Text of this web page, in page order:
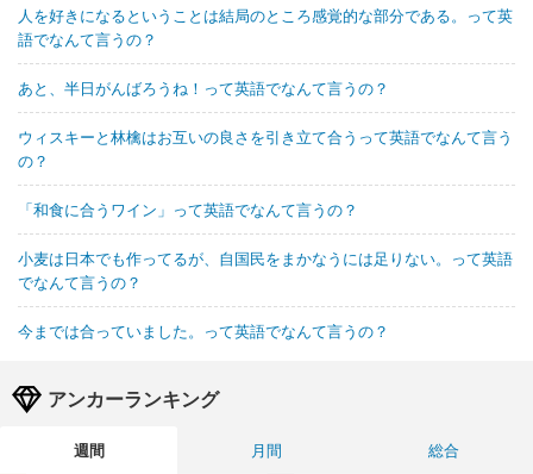
人を好きになるということは結局のところ感覚的な部分である。って英
語でなんて言うの？
あと、半日がんばろうね！って英語でなんて言うの？
ウィスキーと林檎はお互いの良さを引き立て合うって英語でなんて言う
の？
「和食に合うワイン」って英語でなんて言うの？
小麦は日本でも作ってるが、自国民をまかなうには足りない。って英語
でなんて言うの？
今までは合っていました。って英語でなんて言うの？
アンカーランキング
週間 月間
総合